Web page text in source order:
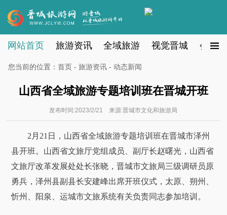
网站首页 旅游资讯 全域旅游 视觉晋城 会员
您当前的位置： 首页 - 旅游资讯 - 动态新闻
山西省全域旅游专题培训班在晋城开班
发布时间:2023/2/21 来源:晋城市文化和旅游局
2月21日，山西省全域旅游专题培训班在晋城市泽州
县开班。山西省文旅厅党组成员、副厅长赵曙光，山西省
文旅厅改革发展处处长张晓，晋城市文旅局三级调研员原
勇兵，泽州县副县长安建峰出席开班仪式，太原、朔州、
忻州、阳泉、运城市文旅系统有关负责同志参加培训。